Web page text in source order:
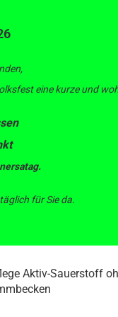
eine kurze und
für Sie da.
PUMPEN IBC
Aktiv-Sauerstoff